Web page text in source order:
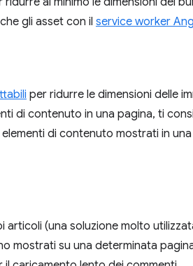
gli asset con il service worker
per ridurre le dimensioni delle
di contenuto in una pagina, ti
di contenuto mostrati in
(una soluzione molto
mostrati su una determinata